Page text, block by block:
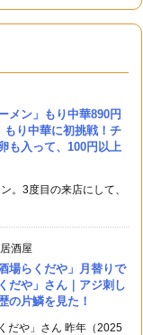
メン」もり中華890円
もり中華に初挑戦！チ
も入って、100円以上
。3度目の来店にして、
酒屋
場らくだや」月替りで
だや」さん｜アジ刺し
の片鱗を見た！
だや」さん 昨年（2025